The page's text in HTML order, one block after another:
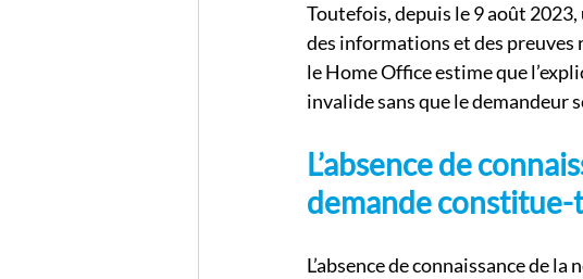
Toutefois, depuis le 9 août
des informations et des preuves
le Home Office estime que
invalide sans que le
L’absence de
demande constitue-
L’absence de connaissance de